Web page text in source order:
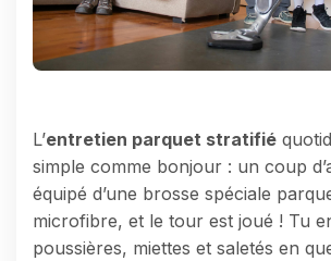
L’entretien parquet stratifié
simple comme bonjour : un coup
équipé d’une brosse spéciale
microfibre, et le tour est joué ! Tu
poussières, miettes et saletés en